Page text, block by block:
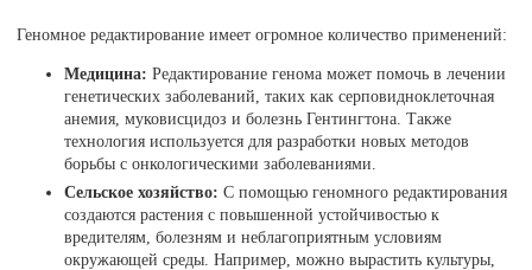
Геномное редактирование имеет огромное количество применений:
Медицина: Редактирование генома может помочь в лечении
генетических заболеваний, таких как серповидноклеточная
анемия, муковисцидоз и болезнь Гентингтона. Также
технология используется для разработки новых методов
борьбы с онкологическими заболеваниями.
Сельское хозяйство: С помощью геномного редактирования
создаются растения с повышенной устойчивостью к
вредителям, болезням и неблагоприятным условиям
окружающей среды. Например, можно вырастить культуры,